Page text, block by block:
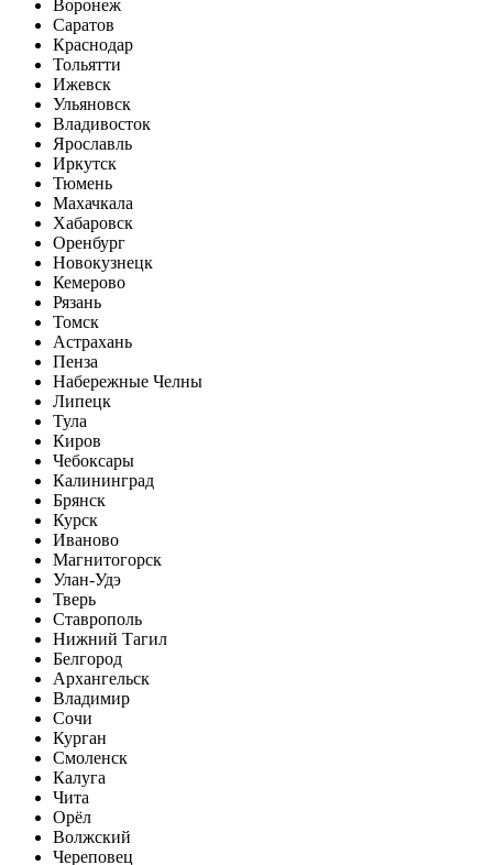
Воронеж
Саратов
Краснодар
Тольятти
Ижевск
Ульяновск
Владивосток
Ярославль
Иркутск
Тюмень
Махачкала
Хабаровск
Оренбург
Новокузнецк
Кемерово
Рязань
Томск
Астрахань
Пенза
Набережные Челны
Липецк
Тула
Киров
Чебоксары
Калининград
Брянск
Курск
Иваново
Магнитогорск
Улан-Удэ
Тверь
Ставрополь
Нижний Тагил
Белгород
Архангельск
Владимир
Сочи
Курган
Смоленск
Калуга
Чита
Орёл
Волжский
Череповец